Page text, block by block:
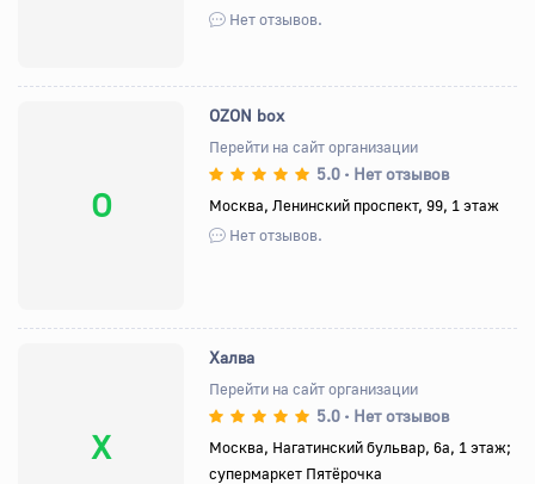
Нет отзывов.
O
OZON box
Перейти на сайт организации
5.0 • Нет отзывов
Москва, Ленинский проспект, 99, 1 этаж
Нет отзывов.
Х
Халва
Перейти на сайт организации
5.0 • Нет отзывов
Москва, Нагатинский бульвар, 6а, 1 этаж;
супермаркет Пятёрочка